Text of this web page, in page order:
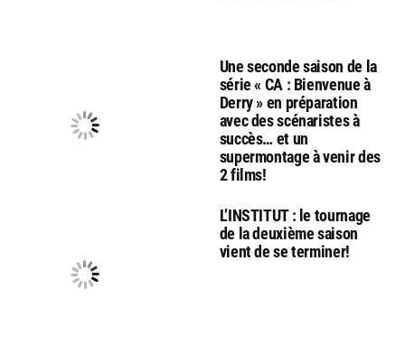
Une seconde saison de la
série « CA : Bienvenue à
Derry » en préparation
avec des scénaristes à
succès… et un
supermontage à venir des
2 films!
L’INSTITUT : le tournage
de la deuxième saison
vient de se terminer!